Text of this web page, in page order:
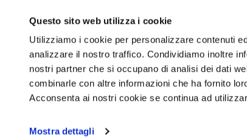
Questo sito web utilizza i cookie
Utilizziamo i cookie per personalizzare contenuti
analizzare il nostro traffico. Condividiamo inoltre
nostri partner che si occupano di analisi dei dati
combinarle con altre informazioni che ha fornito
Acconsenta ai nostri cookie se continua ad
Mostra dettagli